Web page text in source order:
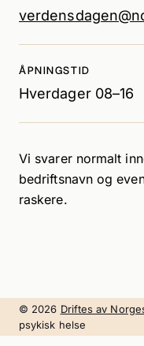
ÅPNINGSTID
Hverdager 08–16
Vi svarer normalt
bedriftsnavn og
raskere.
© 2026 Driftes av
psykisk helse